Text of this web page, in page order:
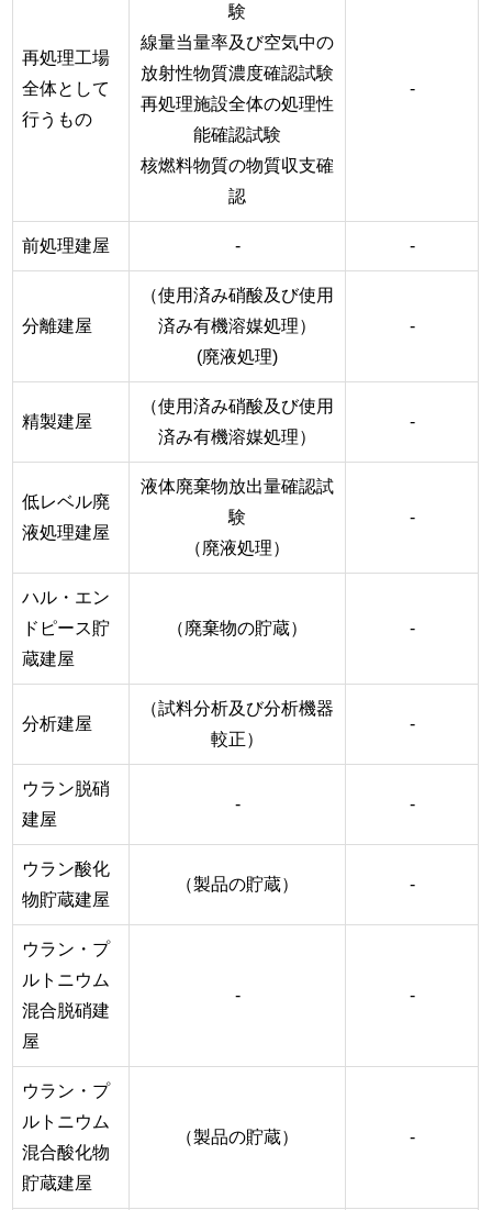
再処理工場
全体として
行うもの
験
線量当量率及び空気中の
放射性物質濃度確認試験
再処理施設全体の処理性
能確認試験
核燃料物質の物質収支確
認
-
前処理建屋 - -
分離建屋
（使用済み硝酸及び使用
済み有機溶媒処理）
(廃液処理)
-
精製建屋
（使用済み硝酸及び使用
済み有機溶媒処理）
-
低レベル廃
液処理建屋
液体廃棄物放出量確認試
験
（廃液処理）
-
ハル・エン
ドピース貯
蔵建屋
（廃棄物の貯蔵） -
分析建屋
（試料分析及び分析機器
較正）
-
ウラン脱硝
建屋
- -
ウラン酸化
物貯蔵建屋
（製品の貯蔵） -
ウラン・プ
ルトニウム
混合脱硝建
屋
- -
ウラン・プ
ルトニウム
混合酸化物
貯蔵建屋
（製品の貯蔵） -